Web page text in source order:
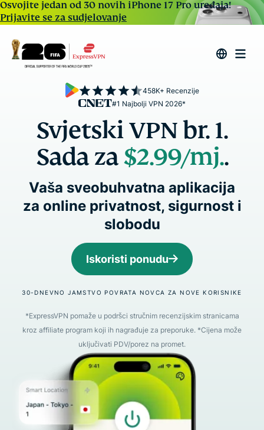
Osvojite jedan od 30 novih iPhone 17 Pro uređaja!
Prijavite se za sudjelovanje
#1 Najbolji VPN 2026*
458K+ Recenzije
Svjetski VPN br. 1.
Sada za$2.99/mj..
Vaša sveobuhvatna aplikacija
za online privatnost, sigurnost i
slobodu
Iskoristi ponudu
30-DNEVNO JAMSTVO POVRATA NOVCA ZA NOVE KORISNIKE
*ExpressVPN pomaže u podršci stručnim recenzijskim stranicama
kroz affiliate program koji ih nagrađuje za preporuke. *Cijena može
uključivati PDV/porez na promet.